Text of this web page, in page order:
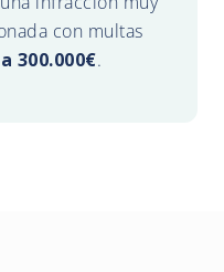
con multas
300.000€.